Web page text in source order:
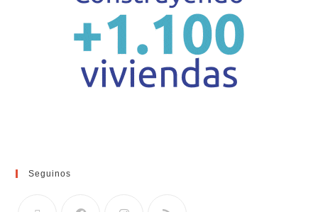
Seguinos